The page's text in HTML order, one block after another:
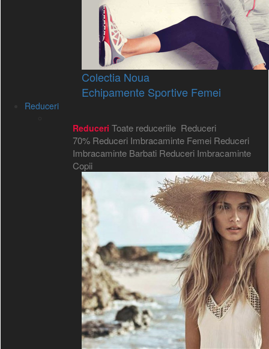
Colectia Noua
Echipamente Sportive Femei
Reduceri
Reduceri Toate reduceriile Reduceri
70% Reduceri Imbracaminte Femei Reduceri
Imbracaminte Barbati Reduceri Imbracaminte
Copii